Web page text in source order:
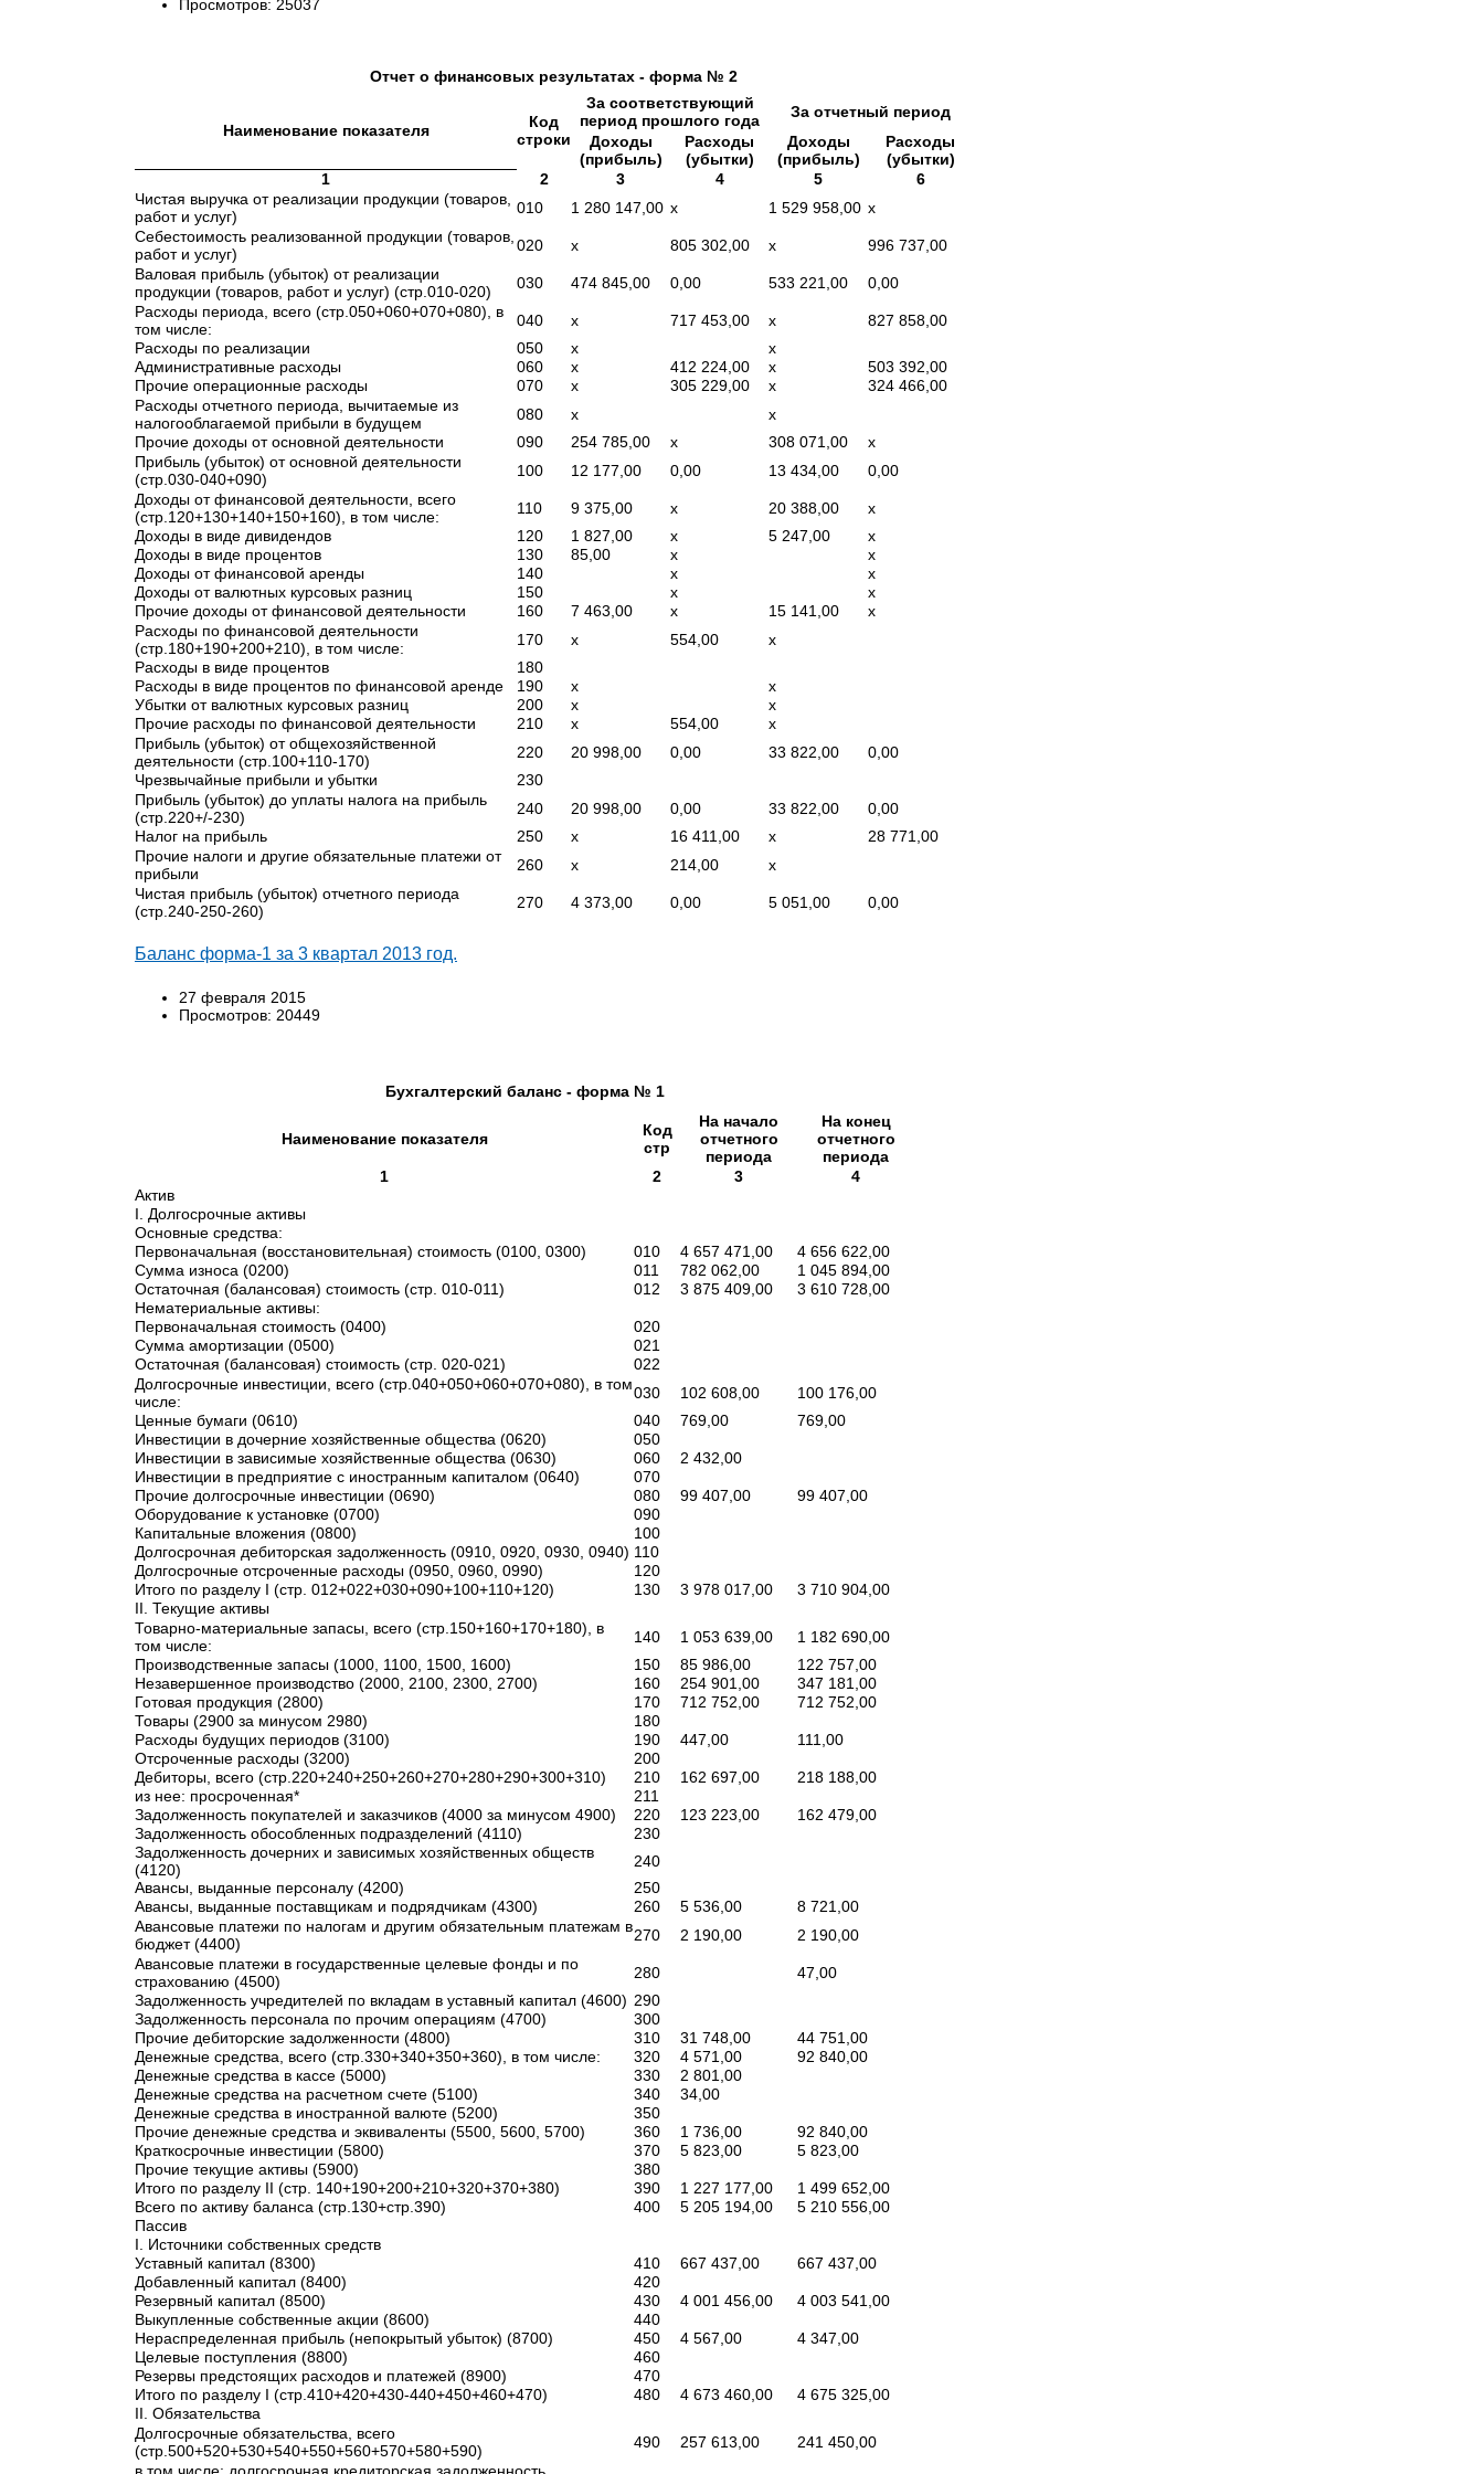
Просмотров: 25037
Отчет о финансовых результатах - форма № 2
Наименование показателя
Код
строки
За соответствующий
период прошлого года
За отчетный период
Доходы
(прибыль)
Расходы
(убытки)
Доходы
(прибыль)
Расходы
(убытки)
1
2 3 4 5
6
Чистая выручка от реализации продукции (товаров,
работ и услуг)
010 1 280 147,00 x 1 529 958,00 x
Себестоимость реализованной продукции (товаров,
работ и услуг)
020 x 805 302,00 x
996 737,00
Валовая прибыль (убыток) от реализации
продукции (товаров, работ и услуг) (стр.010-020)
030 474 845,00 0,00 533 221,00
0,00
Расходы периода, всего (стр.050+060+070+080), в
том числе:
040 x 717 453,00 x
827 858,00
Расходы по реализации
050 x
x
Административные расходы
060 x 412 224,00 x
503 392,00
Прочие операционные расходы
070 x 305 229,00 x
324 466,00
Расходы отчетного периода, вычитаемые из
налогооблагаемой прибыли в будущем
080 x
x
Прочие доходы от основной деятельности
090 254 785,00 x 308 071,00
x
Прибыль (убыток) от основной деятельности
(стр.030-040+090)
100 12 177,00 0,00 13 434,00
0,00
Доходы от финансовой деятельности, всего
(стр.120+130+140+150+160), в том числе:
110 9 375,00 x 20 388,00
x
Доходы в виде дивидендов
120 1 827,00 x 5 247,00
x
Доходы в виде процентов
130 85,00 x
x
Доходы от финансовой аренды
140 x
x
Доходы от валютных курсовых разниц
150 x
x
Прочие доходы от финансовой деятельности
160 7 463,00 x 15 141,00
x
Расходы по финансовой деятельности
(стр.180+190+200+210), в том числе:
170 x 554,00
x
Расходы в виде процентов
180
Расходы в виде процентов по финансовой аренде
190 x
x
Убытки от валютных курсовых разниц
200 x
x
Прочие расходы по финансовой деятельности
210 x 554,00
x
Прибыль (убыток) от общехозяйственной
деятельности (стр.100+110-170)
220 20 998,00 0,00 33 822,00
0,00
Чрезвычайные прибыли и убытки
230
Прибыль (убыток) до уплаты налога на прибыль
(стр.220+/-230)
240 20 998,00 0,00 33 822,00
0,00
Налог на прибыль
250 x 16 411,00 x
28 771,00
Прочие налоги и другие обязательные платежи от
прибыли
260 x 214,00
x
Чистая прибыль (убыток) отчетного периода
(стр.240-250-260)
270 4 373,00 0,00 5 051,00 0,00
Баланс форма-1 за 3 квартал 2013 год.
27 февраля 2015
Просмотров: 20449
Бухгалтерский баланс - форма № 1
Наименование показателя
Код
стр
На начало
отчетного
периода
На конец
отчетного
периода
1
2 3
4
Актив
I. Долгосрочные активы
Основные средства:
Первоначальная (восстановительная) стоимость (0100, 0300)
010 4 657 471,00
4 656 622,00
Сумма износа (0200)
011 782 062,00
1 045 894,00
Остаточная (балансовая) стоимость (стр. 010-011)
012 3 875 409,00
3 610 728,00
Нематериальные активы:
Первоначальная стоимость (0400)
020
Сумма амортизации (0500)
021
Остаточная (балансовая) стоимость (стр. 020-021)
022
Долгосрочные инвестиции, всего (стр.040+050+060+070+080), в том
числе:
030 102 608,00
100 176,00
Ценные бумаги (0610)
040 769,00
769,00
Инвестиции в дочерние хозяйственные общества (0620)
050
Инвестиции в зависимые хозяйственные общества (0630)
060
2 432,00
Инвестиции в предприятие с иностранным капиталом (0640)
070
Прочие долгосрочные инвестиции (0690)
080 99 407,00
99 407,00
Оборудование к установке (0700)
090
Капитальные вложения (0800)
100
Долгосрочная дебиторская задолженность (0910, 0920, 0930, 0940) 110
Долгосрочные отсроченные расходы (0950, 0960, 0990)
120
Итого по разделу I (стр. 012+022+030+090+100+110+120)
130 3 978 017,00
3 710 904,00
II. Текущие активы
Товарно-материальные запасы, всего (стр.150+160+170+180), в
том числе:
140 1 053 639,00
1 182 690,00
Производственные запасы (1000, 1100, 1500, 1600)
150 85 986,00
122 757,00
Незавершенное производство (2000, 2100, 2300, 2700)
160 254 901,00
347 181,00
Готовая продукция (2800)
170 712 752,00
712 752,00
Товары (2900 за минусом 2980)
180
Расходы будущих периодов (3100)
190 447,00
111,00
Отсроченные расходы (3200)
200
Дебиторы, всего (стр.220+240+250+260+270+280+290+300+310)
210 162 697,00
218 188,00
из нее: просроченная*
211
Задолженность покупателей и заказчиков (4000 за минусом 4900)
220 123 223,00
162 479,00
Задолженность обособленных подразделений (4110)
230
Задолженность дочерних и зависимых хозяйственных обществ
(4120)
240
Авансы, выданные персоналу (4200)
250
Авансы, выданные поставщикам и подрядчикам (4300)
260 5 536,00
8 721,00
Авансовые платежи по налогам и другим обязательным платежам в
бюджет (4400)
270 2 190,00
2 190,00
Авансовые платежи в государственные целевые фонды и по
страхованию (4500)
280
47,00
Задолженность учредителей по вкладам в уставный капитал (4600) 290
Задолженность персонала по прочим операциям (4700)
300
Прочие дебиторские задолженности (4800)
310 31 748,00
44 751,00
Денежные средства, всего (стр.330+340+350+360), в том числе:
320 4 571,00
92 840,00
Денежные средства в кассе (5000)
330
2 801,00
Денежные средства на расчетном счете (5100)
340
34,00
Денежные средства в иностранной валюте (5200)
350
Прочие денежные средства и эквиваленты (5500, 5600, 5700)
360 1 736,00
92 840,00
Краткосрочные инвестиции (5800)
370 5 823,00
5 823,00
Прочие текущие активы (5900)
380
Итого по разделу II (стр. 140+190+200+210+320+370+380)
390 1 227 177,00
1 499 652,00
Всего по активу баланса (стр.130+стр.390)
400 5 205 194,00
5 210 556,00
Пассив
I. Источники собственных средств
Уставный капитал (8300)
410 667 437,00
667 437,00
Добавленный капитал (8400)
420
Резервный капитал (8500)
430 4 001 456,00
4 003 541,00
Выкупленные собственные акции (8600)
440
Нераспределенная прибыль (непокрытый убыток) (8700)
450 4 567,00
4 347,00
Целевые поступления (8800)
460
Резервы предстоящих расходов и платежей (8900)
470
Итого по разделу I (стр.410+420+430-440+450+460+470)
480 4 673 460,00
4 675 325,00
II. Обязательства
Долгосрочные обязательства, всего
(стр.500+520+530+540+550+560+570+580+590)
490 257 613,00
241 450,00
в том числе: долгосрочная кредиторская задолженность